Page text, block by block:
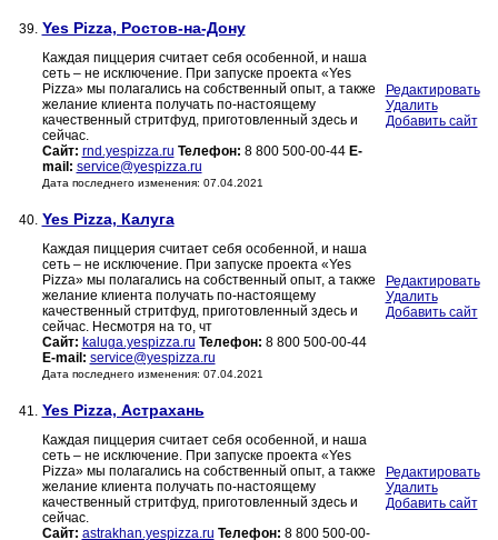
39. Yes Pizza, Ростов-на-Дону
Каждая пиццерия считает себя особенной, и наша
сеть – не исключение. При запуске проекта «Yes
Pizza» мы полагались на собственный опыт, а также
желание клиента получать по-настоящему
качественный стритфуд, приготовленный здесь и
сейчас.
Сайт: rnd.yespizza.ru Телефон: 8 800 500-00-44 E-
mail: service@yespizza.ru
Дата последнего изменения: 07.04.2021
Редактировать
Удалить
Добавить сайт
40. Yes Pizza, Калуга
Каждая пиццерия считает себя особенной, и наша
сеть – не исключение. При запуске проекта «Yes
Pizza» мы полагались на собственный опыт, а также
желание клиента получать по-настоящему
качественный стритфуд, приготовленный здесь и
сейчас. Несмотря на то, чт
Сайт: kaluga.yespizza.ru Телефон: 8 800 500-00-44
E-mail: service@yespizza.ru
Дата последнего изменения: 07.04.2021
Редактировать
Удалить
Добавить сайт
41. Yes Pizza, Астрахань
Каждая пиццерия считает себя особенной, и наша
сеть – не исключение. При запуске проекта «Yes
Pizza» мы полагались на собственный опыт, а также
желание клиента получать по-настоящему
качественный стритфуд, приготовленный здесь и
сейчас.
Сайт: astrakhan.yespizza.ru Телефон: 8 800 500-00-
Редактировать
Удалить
Добавить сайт